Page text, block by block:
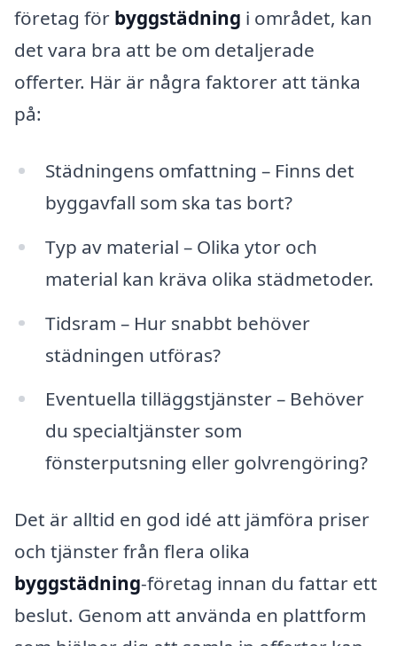
företag för byggstädning i området, kan
det vara bra att be om detaljerade
offerter. Här är några faktorer att tänka
på:
Städningens omfattning – Finns det
byggavfall som ska tas bort?
Typ av material – Olika ytor och
material kan kräva olika städmetoder.
Tidsram – Hur snabbt behöver
städningen utföras?
Eventuella tilläggstjänster – Behöver
du specialtjänster som
fönsterputsning eller golvrengöring?
Det är alltid en god idé att jämföra priser
och tjänster från flera olika
byggstädning-företag innan du fattar ett
beslut. Genom att använda en plattform